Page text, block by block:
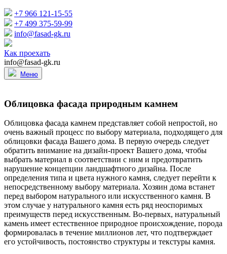
+7 966 121-15-55
+7 499 375-59-99
info@fasad-gk.ru
Как проехать
info@fasad-gk.ru
Меню
Облицовка фасада природным камнем
Облицовка фасада камнем представляет собой непростой, но
очень важный процесс по выбору материала, подходящего для
облицовки фасада Вашего дома. В первую очередь следует
обратить внимание на дизайн-проект Вашего дома, чтобы
выбрать материал в соответствии с ним и предотвратить
нарушение концепции ландшафтного дизайна. После
определения типа и цвета нужного камня, следует перейти к
непосредственному выбору материала. Хозяин дома встанет
перед выбором натурального или искусственного камня. В
этом случае у натурального камня есть ряд неоспоримых
преимуществ перед искусственным. Во-первых, натуральный
камень имеет естественное природное происхождение, порода
формировалась в течение миллионов лет, что подтверждает
его устойчивость, постоянство структуры и текстуры камня.